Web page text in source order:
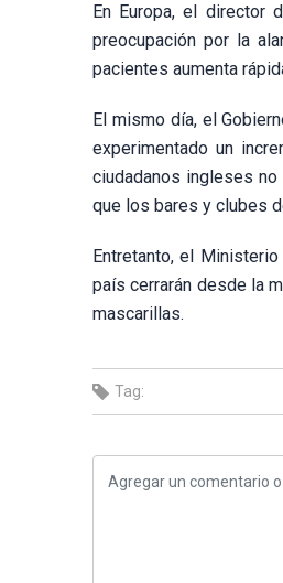
En Europa, el director
preocupación por la
pacientes aumenta
El mismo día, el
experimentado un
ciudadanos ingleses
que los bares y clubes
Entretanto, el
país cerrarán desde la
mascarillas.
Tag: